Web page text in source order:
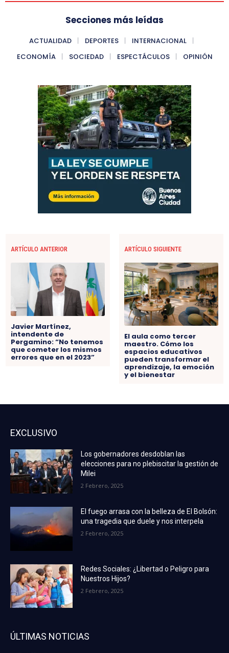
Secciones más leídas
ACTUALIDAD DEPORTES
INTERNACIONAL
ECONOMÍA
SOCIEDAD ESPECTÁCULOS OPINIÓN
ARTÍCULO ANTERIOR
Javier Martínez,
intendente de
Pergamino: “No tenemos
que cometer los mismos
errores que en el 2023”
ARTÍCULO SIGUIENTE
El aula como tercer
maestro. Cómo los
espacios educativos
pueden transformar el
aprendizaje, la emoción
y el bienestar
EXCLUSIVO
Los gobernadores desdoblan las
elecciones para no plebiscitar la gestión de
Milei
2 Febrero, 2025
El fuego arrasa con la belleza de El Bolsón:
una tragedia que duele y nos interpela
2 Febrero, 2025
Redes Sociales: ¿Libertad o Peligro para
Nuestros Hijos?
2 Febrero, 2025
ÚLTIMAS NOTICIAS